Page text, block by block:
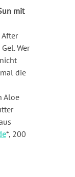
mit
Wer
die
Aloe
*, 200